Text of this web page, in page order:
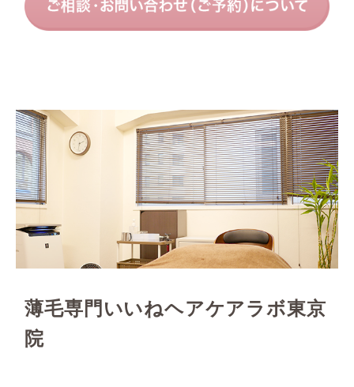
薄毛専門いいねヘアケアラボ東京
院